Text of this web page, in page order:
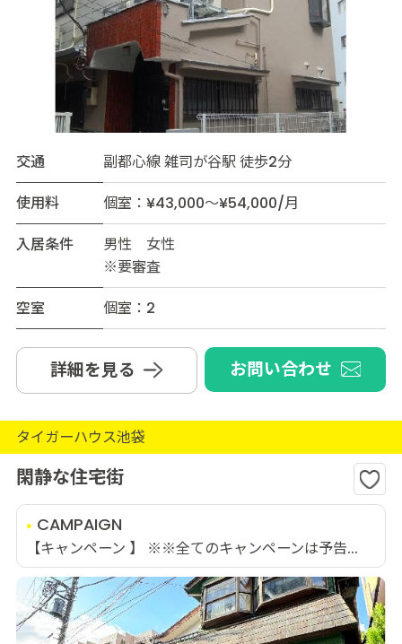
交通
副都心線 雑司が谷駅 徒歩2分
使用料
個室：¥43,000～¥54,000/月
入居条件
男性 女性
※要審査
空室
個室：2
詳細を見る お問い合わせ
タイガーハウス池袋
閑静な住宅街
CAMPAIGN
【キャンペーン 】 ※※全てのキャンペーンは予告...